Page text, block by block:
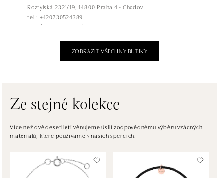
Roztylská 2321/19, 148 00 Praha 4 - Chodov
tel.: +420730524389
zítra otevřeno od 09:00
ALOve OC Aupark, Bratislava
ALOve OC Eurovea, Bratislava
Pribinova 8, 811 09 Bratislava
tel.: +421917090467
HALADA OC Avion, Bratislava
ZOBRAZIT VŠECHNY BUTIKY
Ze stejné kolekce
Více než dvě desetiletí věnujeme úsilí zodpovědnému výběru vzácných
materiálů, které používáme v našich špercích.